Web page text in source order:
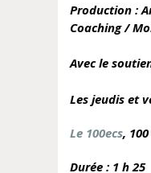
Production :
Coaching /
Avec le
Les jeudis et
Le 100ecs,
Durée : 1 h 25